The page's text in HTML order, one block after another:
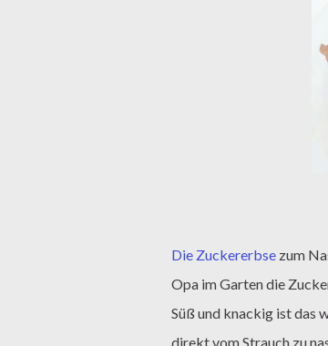
Die Zuckererbse zum
Opa im Garten die
Süß und knackig ist das
direkt vom Strauch zu